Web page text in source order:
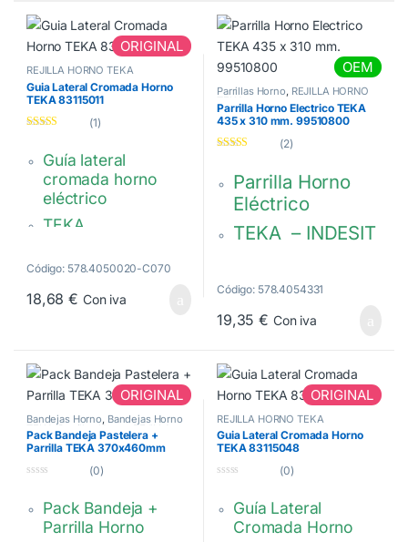
ORIGINAL
REJILLA HORNO TEKA
Guia Lateral Cromada Horno
TEKA 83115011
(1)
Guía lateral
cromada horno
eléctrico
TEKA
Medidas: 270 x 210
mm.
Código: 578.4050020-C070
18,68€ Con iva
OEM
Parrillas Horno, REJILLA HORNO
TEKA
Parrilla Horno Electrico TEKA
435 x 310 mm. 99510800
(2)
Parrilla Horno
Eléctrico
TEKA – INDESIT
435 mm
99510800 –
C00111282
Código: 578.4054331
19,35€ Con iva
ORIGINAL
Bandejas Horno, Bandejas Horno
TEKA ,Parrillas Horno , REJILLA
HORNO TEKA
Pack Bandeja Pastelera +
Parrilla TEKA 370x460mm
e
(0)
Pack Bandeja +
Parrilla Horno
ORIGINAL
REJILLA HORNO TEKA
Guia Lateral Cromada Horno
TEKA 83115048
e
(0)
Guía Lateral
Cromada Horno